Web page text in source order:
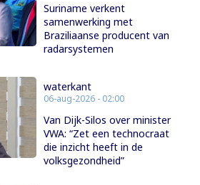
Suriname verkent
samenwerking met
Braziliaanse producent van
radarsystemen
waterkant
06-aug-2026 - 02:00
Van Dijk-Silos over minister
VWA: “Zet een technocraat
die inzicht heeft in de
volksgezondheid”